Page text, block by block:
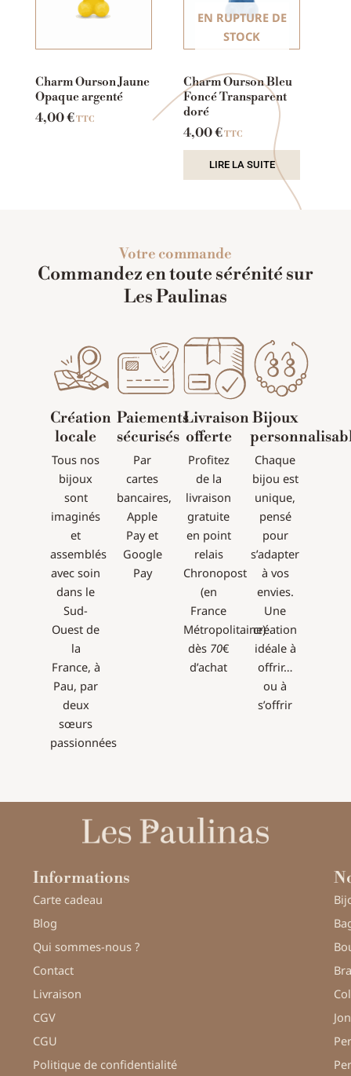
Charm Ourson Jaune
Opaque argenté
4,00€TTC
EN RUPTURE DE
STOCK
Charm Ourson Bleu
Foncé Transparent
doré
4,00€TTC
LIRE LA SUITE
Votre commande
Commandez en toute sérénité sur
Les Paulinas
Création
locale
Tous nos
bijoux
sont
imaginés
et
assemblés
avec soin
dans le
Sud-
Ouest de
la
France, à
Pau, par
deux
sœurs
passionnées
Paiements
sécurisés
Par
cartes
bancaires,
Apple
Pay et
Google
Pay
Livraison
offerte
Profitez
de la
livraison
gratuite
en point
relais
Chronopost
(en
France
Métropolitaine)
dès 70€
d’achat
Bijoux
Chaque
bijou est
unique,
pensé
pour
s’adapter
à vos
envies.
Une
création
idéale à
offrir…
ou à
s’offrir
Informations
Carte cadeau
Blog
Qui sommes-nous ?
Contact
Livraison
CGV
CGU
Politique de confidentialité